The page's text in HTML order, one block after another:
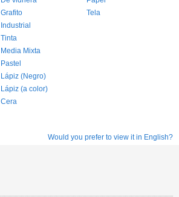
Grafito
Industrial
Tinta
Media Mixta
Pastel
Lápiz (Negro)
Lápiz (a color)
Cera
Tela
Would you prefer to view it in English?